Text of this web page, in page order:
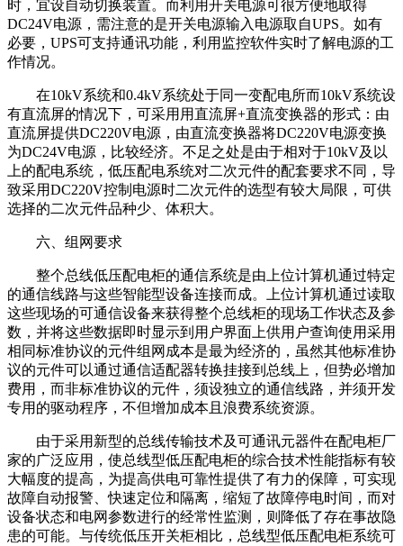
时，宜设自动切换装置。而利用开关电源可很方便地取得
DC24V电源，需注意的是开关电源输入电源取自UPS。如有
必要，UPS可支持通讯功能，利用监控软件实时了解电源的工
作情况。
在10kV系统和0.4kV系统处于同一变配电所而10kV系统设
有直流屏的情况下，可采用用直流屏+直流变换器的形式：由
直流屏提供DC220V电源，由直流变换器将DC220V电源变换
为DC24V电源，比较经济。不足之处是由于相对于10kV及以
上的配电系统，低压配电系统对二次元件的配套要求不同，导
致采用DC220V控制电源时二次元件的选型有较大局限，可供
选择的二次元件品种少、体积大。
六、组网要求
整个总线低压配电柜的通信系统是由上位计算机通过特定
的通信线路与这些智能型设备连接而成。上位计算机通过读取
这些现场的可通信设备来获得整个总线柜的现场工作状态及参
数，并将这些数据即时显示到用户界面上供用户查询使用采用
相同标准协议的元件组网成本是最为经济的，虽然其他标准协
议的元件可以通过通信适配器转换挂接到总线上，但势必增加
费用，而非标准协议的元件，须设独立的通信线路，并须开发
专用的驱动程序，不但增加成本且浪费系统资源。
由于采用新型的总线传输技术及可通讯元器件在配电柜厂
家的广泛应用，使总线型低压配电柜的综合技术性能指标有较
大幅度的提高，为提高供电可靠性提供了有力的保障，可实现
故障自动报警、快速定位和隔离，缩短了故障停电时间，而对
设备状态和电网参数进行的经常性监测，则降低了存在事故隐
患的可能。与传统低压开关柜相比，总线型低压配电柜系统可